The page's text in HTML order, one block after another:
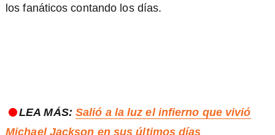
los fanáticos contando los días.
LEA MÁS: Salió a la luz el infierno que vivió
Michael Jackson en sus últimos días